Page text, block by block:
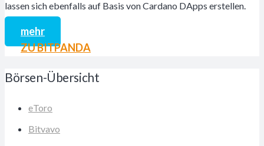
lassen sich ebenfalls auf Basis von Cardano DApps erstellen.
mehr
ZU BITPANDA
Börsen-Übersicht
eToro
Bitvavo